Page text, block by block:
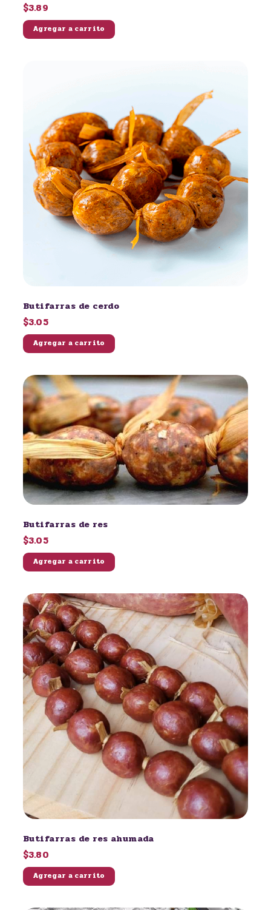
$3.89
Agregar a carrito
Butifarras de cerdo
$3.05
Agregar a carrito
Butifarras de res
$3.05
Agregar a carrito
Butifarras de res ahumada
$3.80
Agregar a carrito